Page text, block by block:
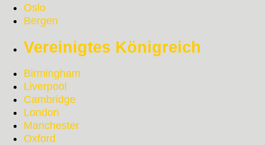
Oslo
Bergen
Vereinigtes Königreich
Birmingham
Liverpool
Cambridge
London
Manchester
Oxford